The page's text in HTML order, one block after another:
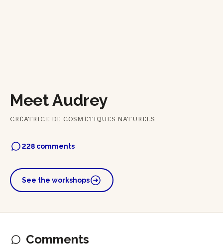
Meet Audrey
CRÉATRICE DE COSMÉTIQUES NATURELS
228 comments
See the workshops
Comments